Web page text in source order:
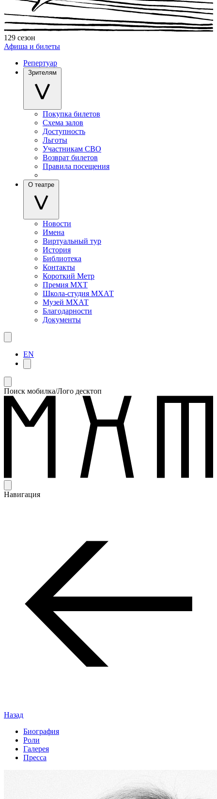
129 сезон
Афиша и билеты
Репертуар
Зрителям
Покупка билетов
Схема залов
Доступность
Льготы
Участникам СВО
Возврат билетов
Правила посещения
О театре
Новости
Имена
Виртуальный тур
История
Библиотека
Контакты
Короткий Метр
Премия МХТ
Школа-студия МХАТ
Музей МХАТ
Благодарности
Документы
EN
Поиск мобилка/Лого десктоп
Навигация
Назад
Биография
Роли
Галерея
Пресса